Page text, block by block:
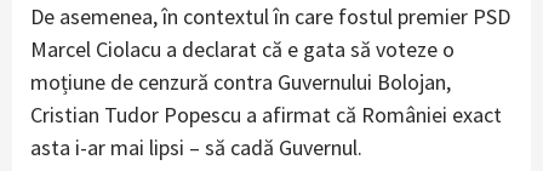
De asemenea, în contextul în care fostul premier PSD
Marcel Ciolacu a declarat că e gata să voteze o
moțiune de cenzură contra Guvernului Bolojan,
Cristian Tudor Popescu a afirmat că României exact
asta i-ar mai lipsi – să cadă Guvernul.